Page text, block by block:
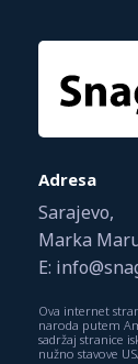
Adresa
Sarajevo,
Marka
E:
Ova internet
naroda putem
sadržaj stranice
nužno stavove